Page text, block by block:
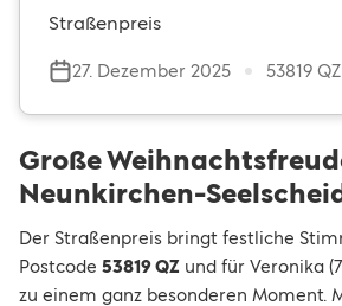
Straßenpreis
27. Dezember 2025 53819 QZ
Große
Neunkirchen-
Der Straßenpreis bringt festliche
Postcode 53819 QZ und für Veronika
zu einem ganz besonderen Moment.